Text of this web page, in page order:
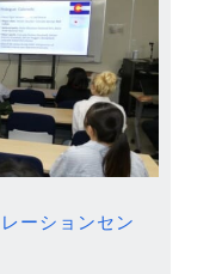
ーションセン